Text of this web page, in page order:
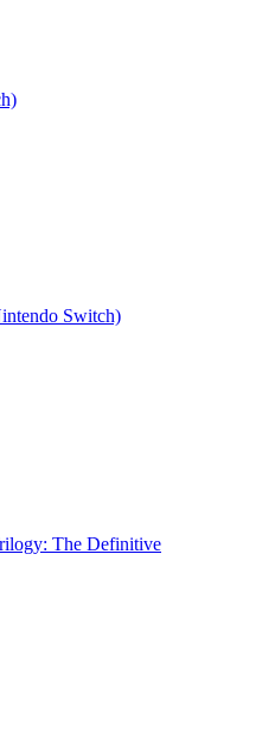
Switch)
The Definitive